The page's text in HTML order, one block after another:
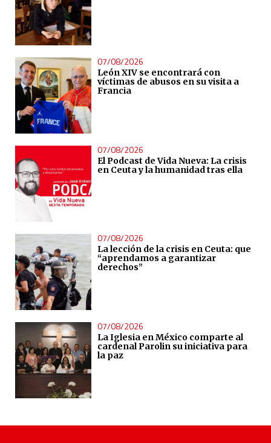
07/08/2026
León XIV se encontrará con
víctimas de abusos en su visita a
Francia
07/08/2026
El Podcast de Vida Nueva: La crisis
en Ceuta y la humanidad tras ella
07/08/2026
La lección de la crisis en Ceuta: que
“aprendamos a garantizar
derechos”
07/08/2026
La Iglesia en México comparte al
cardenal Parolin su iniciativa para
la paz